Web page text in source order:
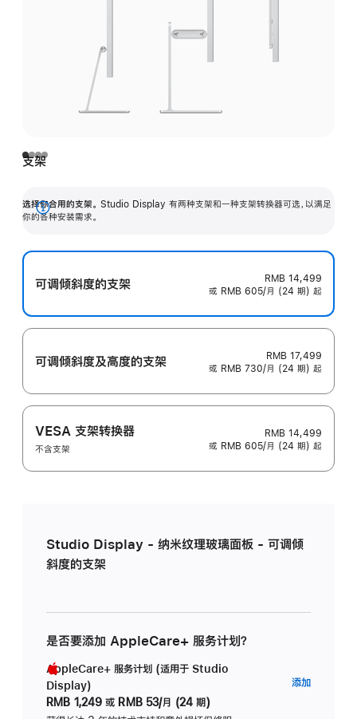
支架
选择你合用的支架。 Studio Display 有两种支架和一种支架转换器可选，以满足
你的各种安装需求。
展
可调倾斜度的支架
RMB 14,499
或 RMB 605/月 (24 期) 起
可调倾斜度及高‍度的支‍架
RMB 17,499
或 RMB 730/月 (24 期) 起
VESA 支架转换器
不含支架
RMB 14,499
或 RMB 605/月 (24 期) 起
Studio Display - 纳米纹理玻璃面板 - 可调倾
斜度的支架
是否要添加 AppleCare+ 服务计划？
AppleCare+ 服务计划 (适用于 Studio
Display)
RMB 1,249 或 RMB 53/月 (24 期)
添加